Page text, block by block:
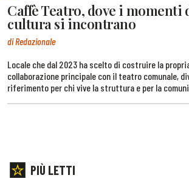
Caffè Teatro, dove i momenti
cultura si incontrano
di Redazionale
Locale che dal 2023 ha scelto di costruire la
collaborazione principale con il teatro comunale,
riferimento per chi vive la struttura e per la
PIÙ LETTI